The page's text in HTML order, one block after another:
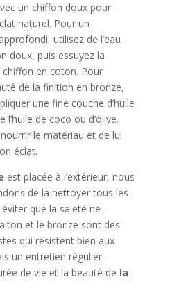
un chiffon doux pour
naturel. Pour un
utilisez de l’eau
doux, puis essuyez la
chiffon en coton. Pour
de la finition en bronze,
une fine couche d’huile
de coco ou d’olive.
le matériau et de lui
éclat.
est placée à l’extérieur, nous
de la nettoyer tous les
que la saleté ne
et le bronze sont des
qui résistent bien aux
un entretien régulier
de vie et la beauté de la